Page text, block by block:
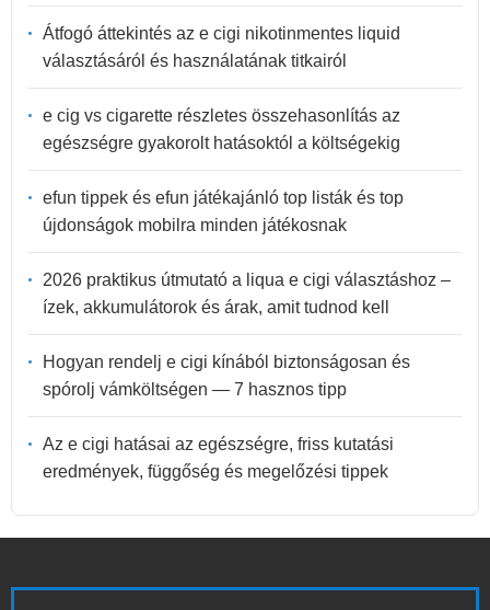
Átfogó áttekintés az e cigi nikotinmentes liquid
választásáról és használatának titkairól
e cig vs cigarette részletes összehasonlítás az
egészségre gyakorolt hatásoktól a költségekig
efun tippek és efun játékajánló top listák és top
újdonságok mobilra minden játékosnak
2026 praktikus útmutató a liqua e cigi választáshoz –
ízek, akkumulátorok és árak, amit tudnod kell
Hogyan rendelj e cigi kínából biztonságosan és
spórolj vámköltségen — 7 hasznos tipp
Az e cigi hatásai az egészségre, friss kutatási
eredmények, függőség és megelőzési tippek